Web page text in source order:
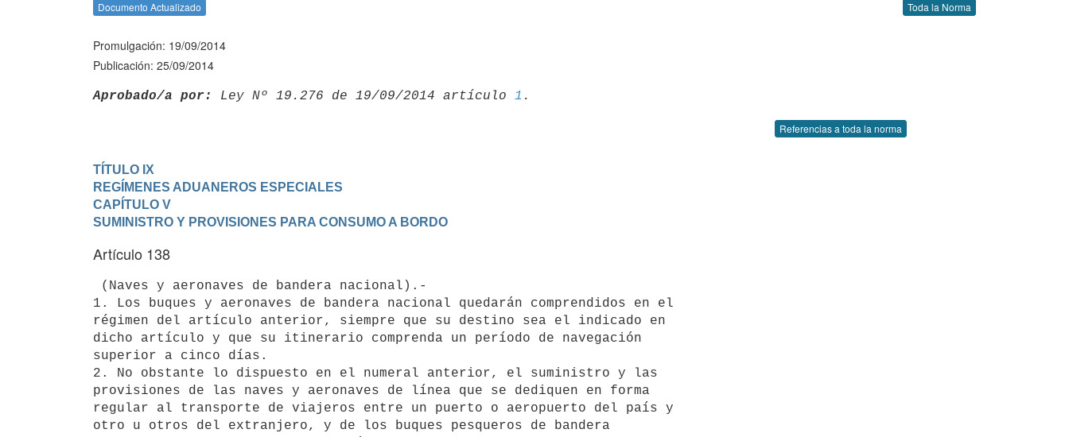
Documento Actualizado Toda la Norma
Promulgación: 19/09/2014
Publicación: 25/09/2014
Aprobado/a por: Ley Nº 19.276 de 19/09/2014 artículo 1
Referencias a toda la norma
TÍTULO IX
REGÍMENES ADUANEROS ESPECIALES
CAPÍTULO V
SUMINISTRO Y PROVISIONES PARA CONSUMO A BORDO
Artículo 138
1. Los buques y aeronaves de bandera nacional quedarán comprendidos en el
régimen del artículo anterior, siempre que su destino sea el indicado en
dicho artículo y que su itinerario comprenda un período de navegación
superior a cinco días.
2. No obstante lo dispuesto en el numeral anterior, el suministro y las
provisiones de las naves y aeronaves de línea que se dediquen en forma
regular al transporte de viajeros entre un puerto o aeropuerto del país y
otro u otros del extranjero, y de los buques pesqueros de bandera